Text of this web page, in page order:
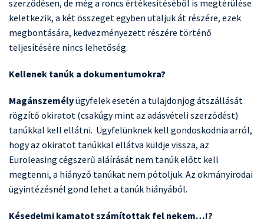
szerződésen, de még a roncs értékesítéséből is megtérülése
keletkezik, a két összeget egyben utaljuk át részére, ezek
megbontására, kedvezményezett részére történő
teljesítésére nincs lehetőség.
Kellenek tanúk a dokumentumokra?
Magánszemélyügyfelek esetén a tulajdonjog átszállását
rögzítő okiratot (csakúgy mint az adásvételi szerződést)
tanúkkal kell ellátni. Ügyfelünknek kell gondoskodnia arról,
hogy az okiratot tanúkkal ellátva küldje vissza, az
Euroleasing cégszerű aláírását nem tanúk előtt kell
megtenni, a hiányzó tanúkat nem pótoljuk. Az okmányirodai
ügyintézésnél gond lehet a tanúk hiányából.
Késedelmi kamatot számítottak fel nekem…!?